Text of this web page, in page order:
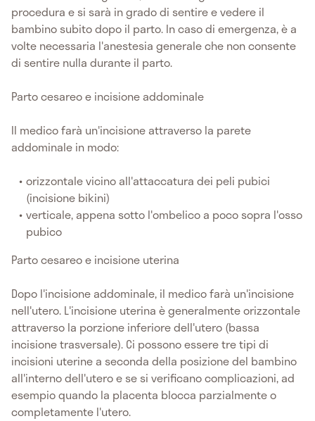
procedura e si sarà in grado di sentire e vedere il
bambino subito dopo il parto. In caso di emergenza, è a
volte necessaria l'anestesia generale che non consente
di sentire nulla durante il parto.
Parto cesareo e incisione addominale
Il medico farà un'incisione attraverso la parete
addominale in modo:
orizzontale vicino all'attaccatura dei peli pubici
(incisione bikini)
verticale, appena sotto l'ombelico a poco sopra l'osso
pubico
Parto cesareo e incisione uterina
Dopo l'incisione addominale, il medico farà un'incisione
nell'utero. L'incisione uterina è generalmente orizzontale
attraverso la porzione inferiore dell'utero (bassa
incisione trasversale). Ci possono essere tre tipi di
incisioni uterine a seconda della posizione del bambino
all'interno dell'utero e se si verificano complicazioni, ad
esempio quando la placenta blocca parzialmente o
completamente l'utero.